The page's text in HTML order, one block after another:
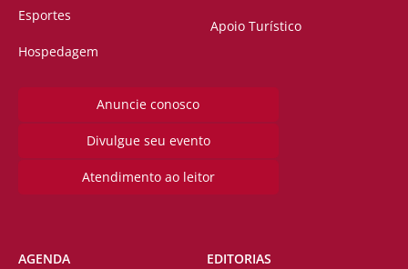
Esportes
Hospedagem
Apoio Turístico
Anuncie conosco
Divulgue seu evento
Atendimento ao leitor
AGENDA EDITORIAS